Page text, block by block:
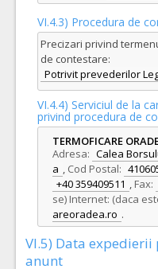
VI.4.3) Procedura de
Precizari privind
de contestare:
Potrivit prevederilor
VI.4.4) Serviciul de la
privind procedura de
TERMOFICARE
Adresa: Calea
a , Cod Postal:
+40 359409511 , Fax:
se) Internet: (daca
areoradea.ro .
VI.5) Data
anunt